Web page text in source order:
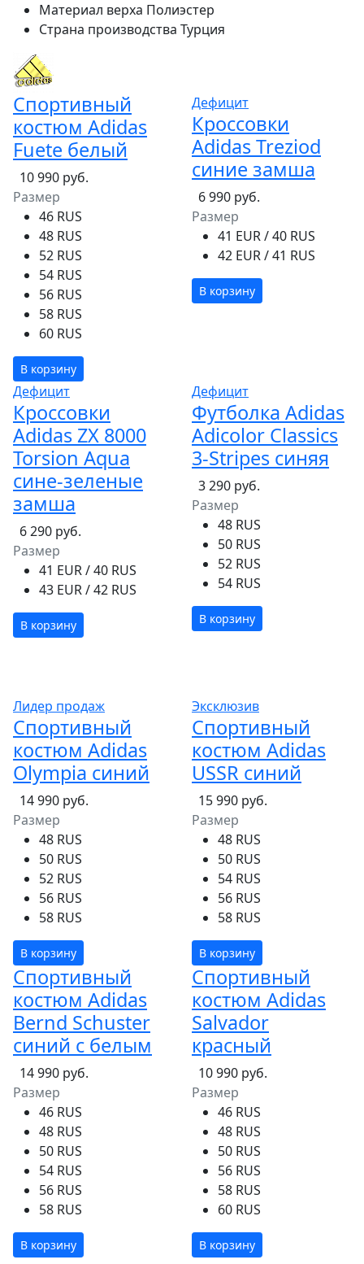
Материал верха Полиэстер
Страна производства Турция
Спортивный
костюм Adidas
Fuete белый
10 990 руб.
Размер
46 RUS
48 RUS
52 RUS
54 RUS
56 RUS
58 RUS
60 RUS
В корзину
Дефицит
Кроссовки
Adidas Treziod
синие замша
6 990 руб.
Размер
41 EUR / 40 RUS
42 EUR / 41 RUS
В корзину
Дефицит
Кроссовки
Adidas ZX 8000
Torsion Aqua
сине-зеленые
замша
6 290 руб.
Размер
41 EUR / 40 RUS
43 EUR / 42 RUS
В корзину
Дефицит
Футболка Adidas
Adicolor Classics
3-Stripes синяя
3 290 руб.
Размер
48 RUS
50 RUS
52 RUS
54 RUS
В корзину
Лидер продаж
Спортивный
костюм Adidas
Olympia синий
14 990 руб.
Размер
48 RUS
50 RUS
52 RUS
56 RUS
58 RUS
В корзину
Эксклюзив
Спортивный
костюм Adidas
USSR синий
15 990 руб.
Размер
48 RUS
50 RUS
54 RUS
56 RUS
58 RUS
В корзину
Спортивный
костюм Adidas
Bernd Schuster
синий с белым
14 990 руб.
Размер
46 RUS
48 RUS
50 RUS
54 RUS
56 RUS
58 RUS
В корзину
Спортивный
костюм Adidas
Salvador
красный
10 990 руб.
Размер
46 RUS
48 RUS
50 RUS
56 RUS
58 RUS
60 RUS
В корзину